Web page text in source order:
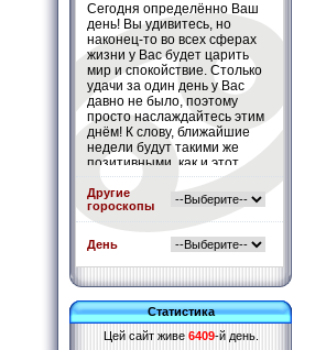
Сегодня определённо Ваш
день! Вы удивитесь, но
наконец-то во всех сферах
жизни у Вас будет царить
мир и спокойствие. Столько
удачи за один день у Вас
давно не было, поэтому
просто наслаждайтесь этим
днём! К слову, ближайшие
недели будут такими же
позитивными, как и этот
день. Считайте это белой
полосой Вашей жизни.
Подробнее
Другие
гороскопы
День
Статистика
Цей сайт живе 6409-й день.